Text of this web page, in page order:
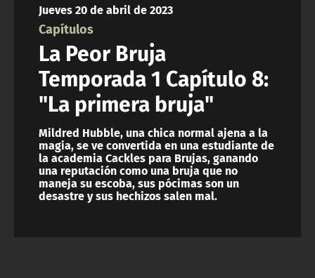
ACTUALIDAD Y TENDENCIAS
CORPORATIVO Y TRANSPARENCIA
CANAL DE DENUNCIAS
ÁREA DE PROYECTOS
Jueves 20 de abril de 2023
Capítulos
La Peor Bruja
Temporada 1 Capítulo 8:
"La primera bruja"
Mildred Hubble, una chica normal ajena a la
magia, se ve convertida en una estudiante de
la academia Cackles para Brujas, ganando
una reputación como una bruja que no
maneja su escoba, sus pócimas son un
desastre y sus hechizos salen mal.